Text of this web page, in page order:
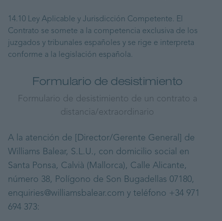
14.10 Ley Aplicable y Jurisdicción Competente. El
Contrato se somete a la competencia exclusiva de los
juzgados y tribunales españoles y se rige e interpreta
conforme a la legislación española.
Formulario de desistimiento
Formulario de desistimiento de un contrato a
distancia/extraordinario
A la atención de [Director/Gerente General] de
Williams Balear, S.L.U., con domicilio social en
Santa Ponsa, Calvià (Mallorca), Calle Alicante,
número 38, Polígono de Son Bugadellas 07180,
enquiries@williamsbalear.com y teléfono +34 971
694 373: